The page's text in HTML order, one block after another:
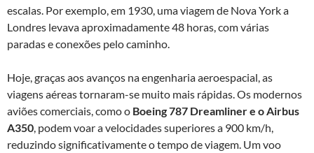
escalas. Por exemplo, em 1930, uma viagem de Nova York a
Londres levava aproximadamente 48 horas, com várias
paradas e conexões pelo caminho.
Hoje, graças aos avanços na engenharia aeroespacial, as
viagens aéreas tornaram-se muito mais rápidas. Os modernos
aviões comerciais, como o Boeing 787 Dreamliner e o Airbus
A350 , podem voar a velocidades superiores a 900 km/h,
reduzindo significativamente o tempo de viagem. Um voo